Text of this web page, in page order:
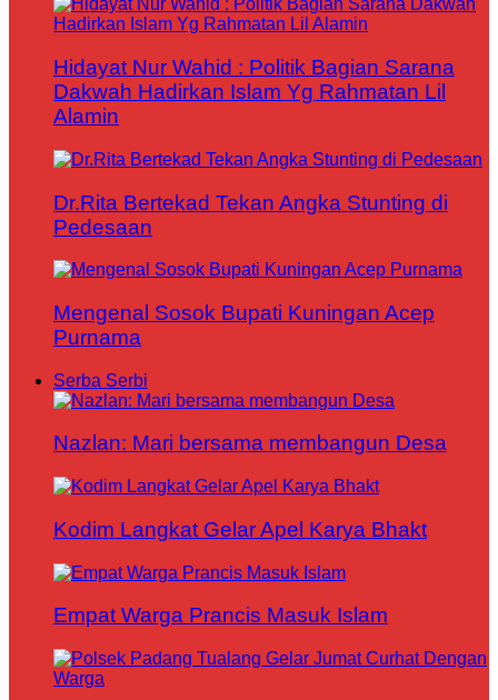
Hidayat Nur Wahid : Politik Bagian Sarana
Dakwah Hadirkan Islam Yg Rahmatan Lil
Alamin
Dr.Rita Bertekad Tekan Angka Stunting di
Pedesaan
Mengenal Sosok Bupati Kuningan Acep
Purnama
Serba Serbi
Nazlan: Mari bersama membangun Desa
Kodim Langkat Gelar Apel Karya Bhakt
Empat Warga Prancis Masuk Islam